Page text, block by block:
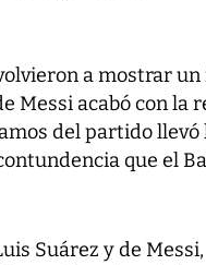
a mostrar
Messi acabó con la
del partido llevó
que el
Suárez y de